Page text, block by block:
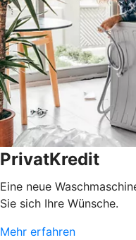
PrivatKredit
Eine neue
Sie sich Ihre Wünsche.
Mehr erfahren